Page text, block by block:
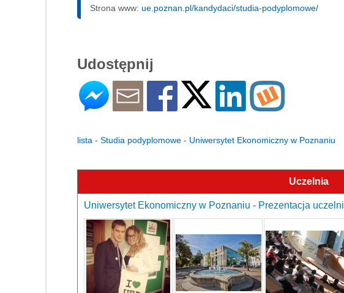
Strona www: ue.poznan.pl/kandydaci/studia-podyplomowe/
Udostępnij
lista - Studia podyplomowe - Uniwersytet Ekonomiczny w Poznaniu
Uczelnia
Uniwersytet Ekonomiczny w Poznaniu - Prezentacja uczelni